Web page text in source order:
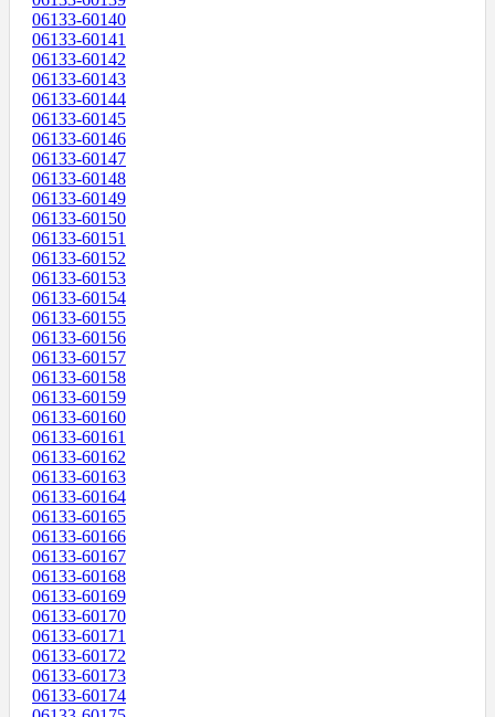
06133-60140
06133-60141
06133-60142
06133-60143
06133-60144
06133-60145
06133-60146
06133-60147
06133-60148
06133-60149
06133-60150
06133-60151
06133-60152
06133-60153
06133-60154
06133-60155
06133-60156
06133-60157
06133-60158
06133-60159
06133-60160
06133-60161
06133-60162
06133-60163
06133-60164
06133-60165
06133-60166
06133-60167
06133-60168
06133-60169
06133-60170
06133-60171
06133-60172
06133-60173
06133-60174